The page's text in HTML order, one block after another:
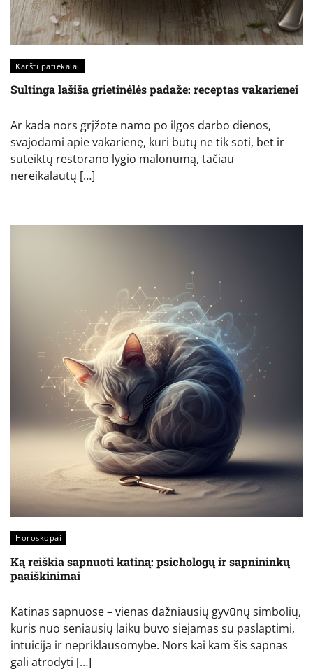
Karšti patiekalai
Sultinga lašiša grietinėlės padaže: receptas vakarienei
Ar kada nors grįžote namo po ilgos darbo dienos,
svajodami apie vakarienę, kuri būtų ne tik soti, bet ir
suteiktų restorano lygio malonumą, tačiau
nereikalautų […]
Horoskopai
Ką reiškia sapnuoti katiną: psichologų ir sapnininkų
paaiškinimai
Katinas sapnuose – vienas dažniausių gyvūnų simbolių,
kuris nuo seniausių laikų buvo siejamas su paslaptimi,
intuicija ir nepriklausomybe. Nors kai kam šis sapnas
gali atrodyti […]